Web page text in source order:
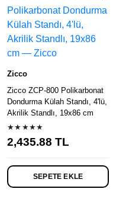
Zicco
Zicco ZCP-800 Polikarbonat
Dondurma Külah Standı, 4'lü,
Akrilik Standlı, 19x86 cm
★★★★★
2,435.88 TL
SEPETE EKLE